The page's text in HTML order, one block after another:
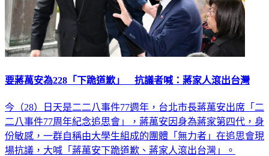
要蔣萬安為228「下跪道歉」 抗議者喊：蔣家人滾出台灣
今（28）日天是二二八事件77週年，台北市長蔣萬安出席「二
二八事件77周年紀念追思會」，蔣萬安因身為蔣家第四代，身
份敏感，一群自稱由大學生組成的團體「無力者」在追思會現
場抗議，大喊「蔣萬安下跪道歉、蔣家人滾出台灣」。